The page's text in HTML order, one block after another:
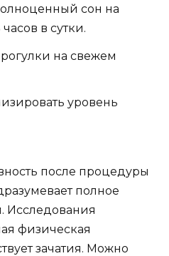
сон на
в сутки.
на свежем
уровень
после процедуры
полное
Исследования
физическая
зачатия. Можно